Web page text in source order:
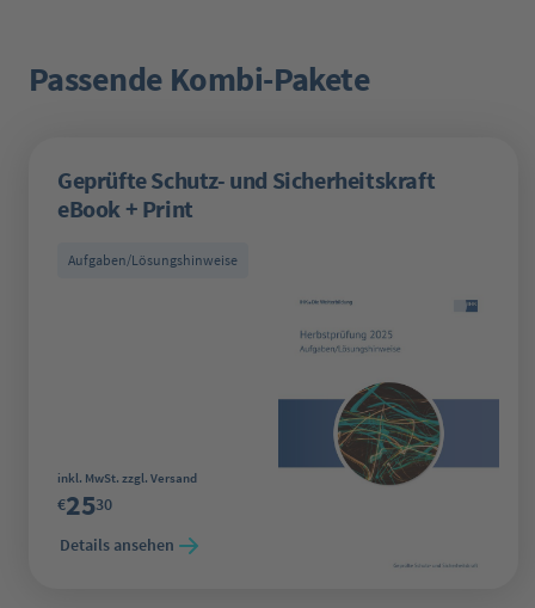
Produktgalerie überspringen
Passende Kombi-Pakete
Geprüfte Schutz- und Sicherheitskraft
eBook + Print
Aufgaben/Lösungshinweise
Regulärer Preis:
inkl. MwSt. zzgl. Versand
€2530
Details ansehen